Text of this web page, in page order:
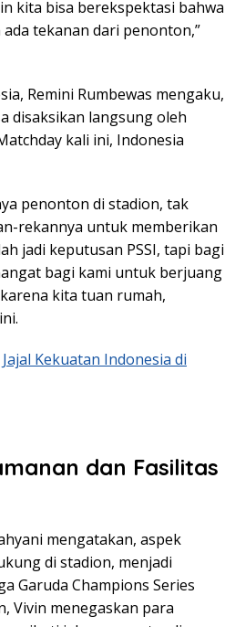
kita bisa berekspektasi bahwa
tekanan dari penonton,”
Remini Rumbewas mengaku,
disaksikan langsung oleh
kali ini, Indonesia
penonton di stadion, tak
rekannya untuk memberikan
jadi keputusan PSSI, tapi bagi
bagi kami untuk berjuang
kita tuan rumah,
Kekuatan Indonesia di
dan Fasilitas
mengatakan, aspek
di stadion, menjadi
Garuda Champions Series
Vivin menegaskan para